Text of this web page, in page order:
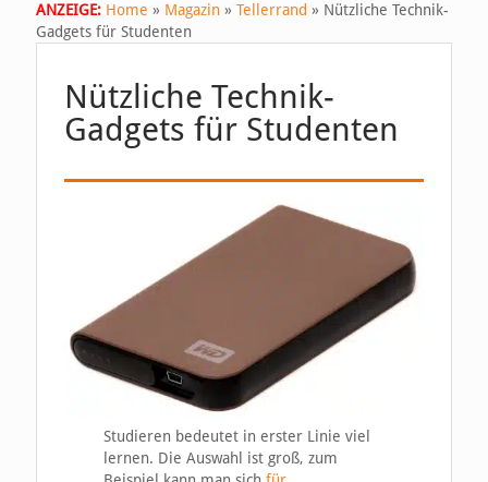
ANZEIGE: Home » Magazin » Tellerrand » Nützliche Technik-
Gadgets für Studenten
Nützliche Technik-
Gadgets für Studenten
Studieren bedeutet in erster Linie viel
lernen. Die Auswahl ist groß, zum